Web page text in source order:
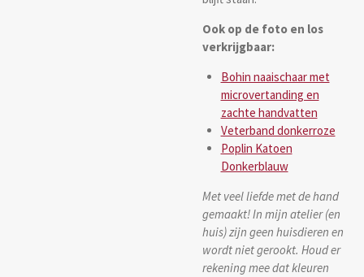
Ook op de foto en los
verkrijgbaar:
Bohin naaischaar met
microvertanding en
zachte handvatten
Veterband donkerroze
Poplin Katoen
Donkerblauw
Met veel liefde met de hand
gemaakt! In mijn atelier (en
huis) zijn geen huisdieren en
wordt niet gerookt. Houd er
rekening mee dat kleuren